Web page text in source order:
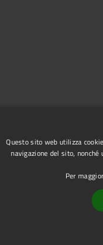
Questo sito web utilizza
navigazione del sito,
Per